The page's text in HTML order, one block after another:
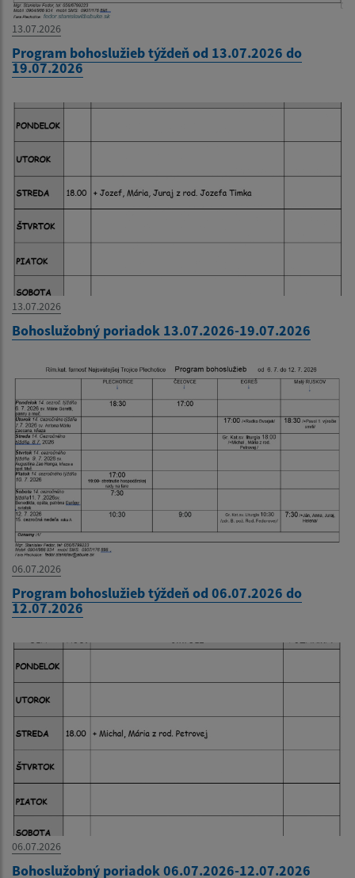
13.07.2026
Program bohoslužieb týždeň od 13.07.2026 do
19.07.2026
13.07.2026
Bohoslužobný poriadok 13.07.2026-19.07.2026
06.07.2026
Program bohoslužieb týždeň od 06.07.2026 do
12.07.2026
06.07.2026
Bohoslužobný poriadok 06.07.2026-12.07.2026